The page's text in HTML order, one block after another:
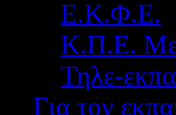
Ε.Κ.Φ.Ε.
Κ.Π.Ε.
Τηλε-
Για τον